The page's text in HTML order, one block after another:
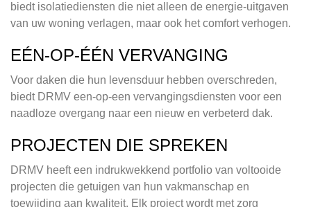
biedt isolatiediensten die niet alleen de energie-uitgaven
van uw woning verlagen, maar ook het comfort verhogen.
EÉN-OP-ÉÉN VERVANGING
Voor daken die hun levensduur hebben overschreden,
biedt DRMV een-op-een vervangingsdiensten voor een
naadloze overgang naar een nieuw en verbeterd dak.
PROJECTEN DIE SPREKEN
DRMV heeft een indrukwekkend portfolio van voltooide
projecten die getuigen van hun vakmanschap en
toewijding aan kwaliteit. Elk project wordt met zorg